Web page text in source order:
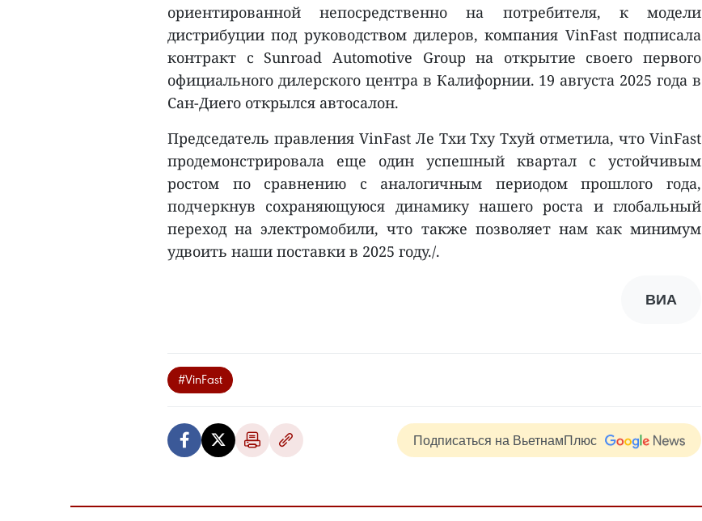
ориентированной непосредственно на потребителя, к модели
дистрибуции под руководством дилеров, компания VinFast подписала
контракт с Sunroad Automotive Group на открытие своего первого
официального дилерского центра в Калифорнии. 19 августа 2025 года в
Сан-Диего открылся автосалон.
Председатель правления VinFast Ле Тхи Тху Тхуй отметила, что VinFast
продемонстрировала еще один успешный квартал с устойчивым
ростом по сравнению с аналогичным периодом прошлого года,
подчеркнув сохраняющуюся динамику нашего роста и глобальный
переход на электромобили, что также позволяет нам как минимум
удвоить наши поставки в 2025 году./.
ВИА
#VinFast
Подписаться на ВьетнамПлюс